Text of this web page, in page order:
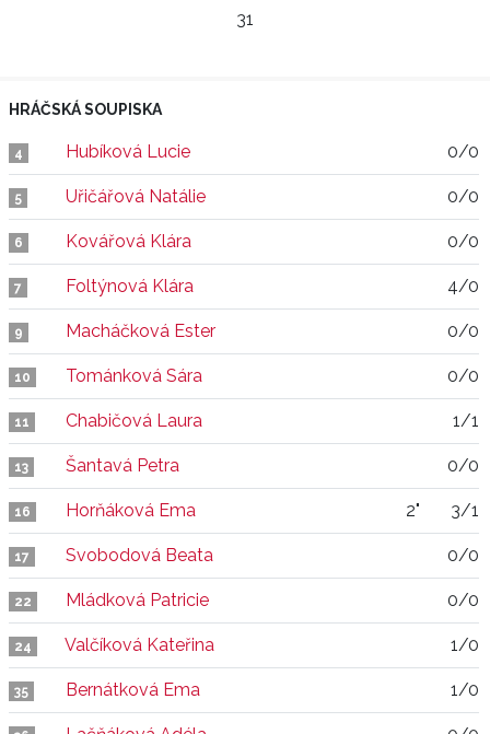
31
HRÁČSKÁ SOUPISKA
4 Hubíková Lucie 0/0
5 Uřičářová Natálie 0/0
6 Kovářová Klára 0/0
7 Foltýnová Klára 4/0
9 Macháčková Ester 0/0
10 Tománková Sára 0/0
11 Chabičová Laura 1/1
13 Šantavá Petra 0/0
16 Horňáková Ema 2" 3/1
17 Svobodová Beata 0/0
22 Mládková Patricie 0/0
24 Valčíková Kateřina 1/0
35 Bernátková Ema 1/0